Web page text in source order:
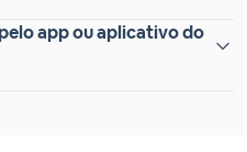
app ou aplicativo do